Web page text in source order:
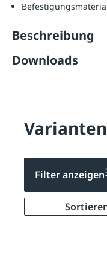
Beschreibung
Downloads
Varianten
Filter anzeigen